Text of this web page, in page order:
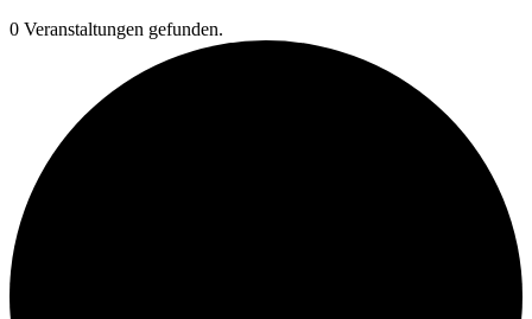
0 Veranstaltungen gefunden.